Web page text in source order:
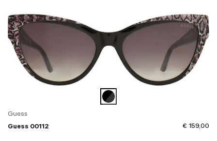
Guess
Guess 00112
€ 159,00